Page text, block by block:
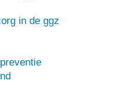
in de ggz